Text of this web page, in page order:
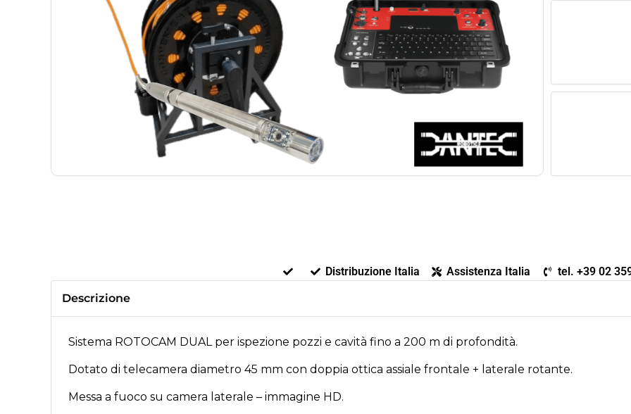
Distribuzione Italia Assistenza Italia
tel. +39 02
Descrizione
Sistema ROTOCAM DUAL per ispezione pozzi e cavità fino a 200 m di profondità.
Dotato di telecamera diametro 45 mm con doppia ottica assiale frontale + laterale rotante.
Messa a fuoco su camera laterale – immagine HD.